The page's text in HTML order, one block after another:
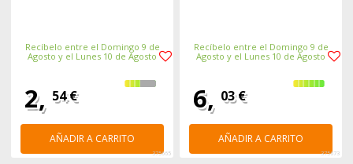
Recíbelo entre el Domingo 9 de
Agosto y el Lunes 10 de Agosto
2, 54 €
AÑADIR A CARRITO
375665
Recíbelo entre el Domingo 9 de
Agosto y el Lunes 10 de Agosto
6, 03 €
AÑADIR A CARRITO
375673